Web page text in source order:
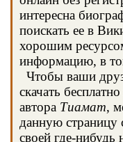
интересна
поискать ее в
хорошим
информацию, в
Чтобы ваши
скачать
автора Тиамат,
данную страницу
своей где-нибудь